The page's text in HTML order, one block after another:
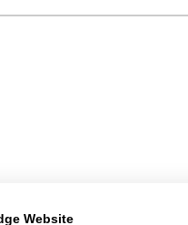
Website